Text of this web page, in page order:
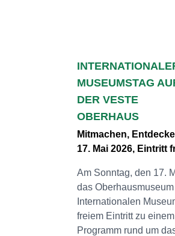
MUSEUMSTAG
DER VESTE
OBERHAUS
Mitmachen,
17. Mai 2026, Eintritt
Am Sonntag, den 17.
das
Internationalen
freiem Eintritt zu
Programm rund um